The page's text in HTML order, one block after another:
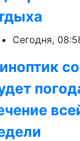
Сегодня,